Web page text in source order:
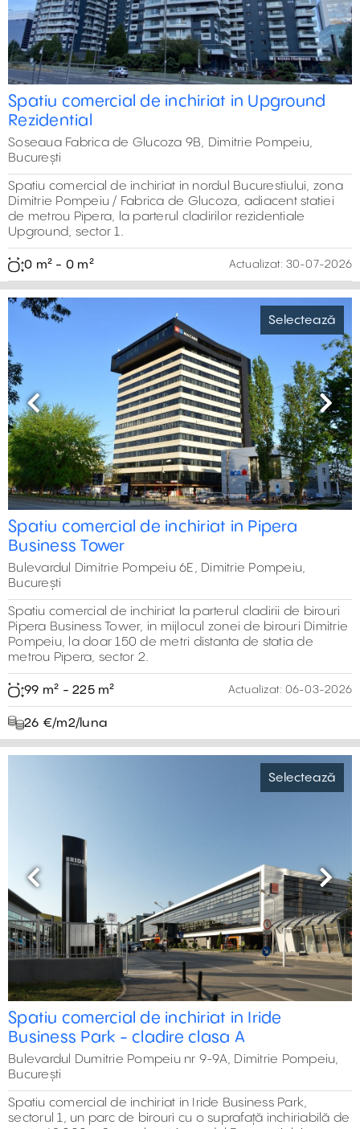
0 m²
225 m²
1,349 m²
63 m²
Spatiu comercial de inchiriat in Upground
Rezidential
Soseaua Fabrica de Glucoza 9B, Dimitrie Pompeiu,
București
Spatiu comercial de inchiriat in nordul Bucurestiului, zona
Dimitrie Pompeiu / Fabrica de Glucoza, adiacent statiei
de metrou Pipera, la parterul cladirilor rezidentiale
Upground, sector 1.
0 m² - 0 m² Actualizat: 30-07-2026
Selectează
Previous Next
Spatiu comercial de inchiriat in Pipera
Business Tower
Bulevardul Dimitrie Pompeiu 6E, Dimitrie Pompeiu,
București
Spatiu comercial de inchiriat la parterul cladirii de birouri
Pipera Business Tower, in mijlocul zonei de birouri Dimitrie
Pompeiu, la doar 150 de metri distanta de statia de
metrou Pipera, sector 2.
99 m² - 225 m² Actualizat: 06-03-2026
26 €‎/m2/luna
Selectează
Previous Next
Spatiu comercial de inchiriat in Iride
Business Park - cladire clasa A
Bulevardul Dumitrie Pompeiu nr 9-9A, Dimitrie Pompeiu,
București
Spatiu comercial de inchiriat in Iride Business Park,
sectorul 1, un parc de birouri cu o suprafață inchiriabilă de